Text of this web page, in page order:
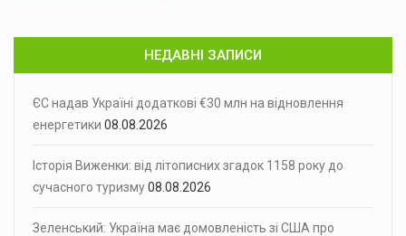
НЕДАВНІ ЗАПИСИ
ЄС надав Україні додаткові €30 млн на відновлення
енергетики 08.08.2026
Історія Виженки: від літописних згадок 1158 року до
сучасного туризму08.08.2026
Зеленський: Україна має домовленість зі США про